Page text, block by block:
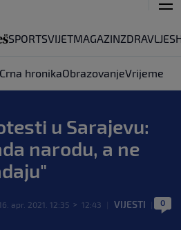
SPORTSVIJETMAGAZINZDRAVLJE
Crna hronikaObrazovanjeVrijeme
u Sarajevu:
narodu, a ne
16. apr. 2021. 12:35 > 12:43 VIJESTI 0